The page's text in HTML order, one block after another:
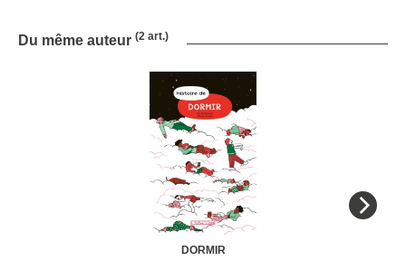
Du même auteur (2 art.)
DORMIR